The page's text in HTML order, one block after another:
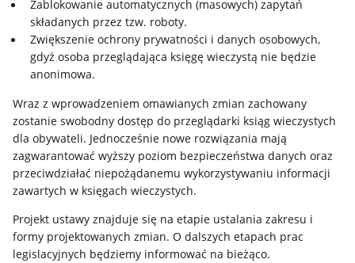
Zablokowanie automatycznych (masowych) zapytań
składanych przez tzw. roboty.
Zwiększenie ochrony prywatności i danych osobowych,
gdyż osoba przeglądająca księgę wieczystą nie będzie
anonimowa.
Wraz z wprowadzeniem omawianych zmian zachowany
zostanie swobodny dostęp do przeglądarki ksiąg wieczystych
dla obywateli. Jednocześnie nowe rozwiązania mają
zagwarantować wyższy poziom bezpieczeństwa danych oraz
przeciwdziałać niepożądanemu wykorzystywaniu informacji
zawartych w księgach wieczystych.
Projekt ustawy znajduje się na etapie ustalania zakresu i
formy projektowanych zmian. O dalszych etapach prac
legislacyjnych będziemy informować na bieżąco.